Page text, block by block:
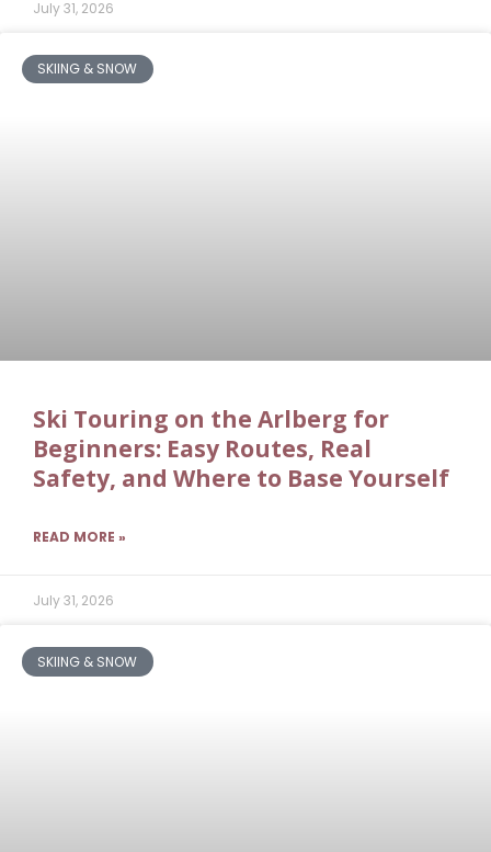
July 31, 2026
SKIING & SNOW
Ski Touring on the Arlberg for
Beginners: Easy Routes, Real
Safety, and Where to Base Yourself
READ MORE »
July 31, 2026
SKIING & SNOW